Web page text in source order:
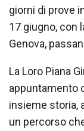
giorni di prove
17 giugno, con
Genova,
La Loro Piana
appuntamento
insieme storia,
un percorso